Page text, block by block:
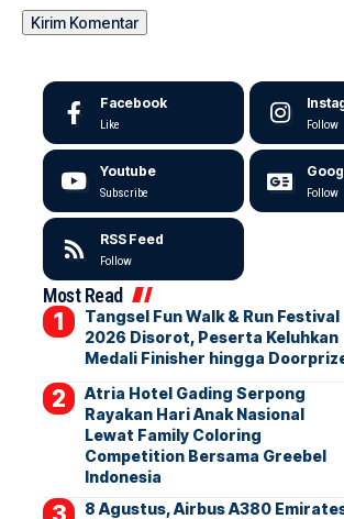
Facebook
Like Follow
Youtube
Subscribe Follow
RSS Feed
Follow
Most Read
Tangsel Fun Walk & Run Festival
2026 Disorot, Peserta Keluhkan
Medali Finisher hingga
Atria Hotel Gading Serpong
Rayakan Hari Anak Nasional
Lewat Family Coloring
Competition Bersama Greebel
Indonesia
8 Agustus, Airbus A380